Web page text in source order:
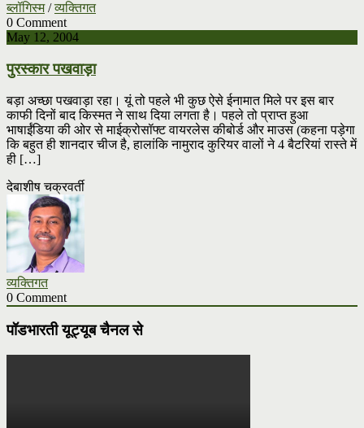
ब्लॉगिस्म/व्यक्तिगत
0 Comment
May 12, 2004
पुरस्कार पखवाड़ा
बड़ा अच्छा पखवाड़ा रहा। यूं तो पहले भी कुछ ऐसे ईनामात मिले पर इस बार
काफी दिनों बाद किस्मत ने साथ दिया लगता है। पहले तो प्राप्त हुआ
भाषाईंडिया की ओर से माईक्रोसॉफ्ट वायरलेस कीबोर्ड और माउस (कहना पड़ेगा
कि बहुत ही शानदार चीज है, हालांकि नामुराद कुरियर वालों ने 4 बैटरियां रास्ते में
ही […]
देबाशीष चक्रवर्ती
व्यक्तिगत
0 Comment
पॉडभारती यूट्यूब चैनल से